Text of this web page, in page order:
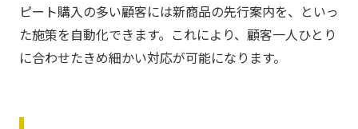
ピート購入の多い顧客には新商品の先行案内を、といっ
た施策を自動化できます。これにより、顧客一人ひとり
に合わせたきめ細かい対応が可能になります。